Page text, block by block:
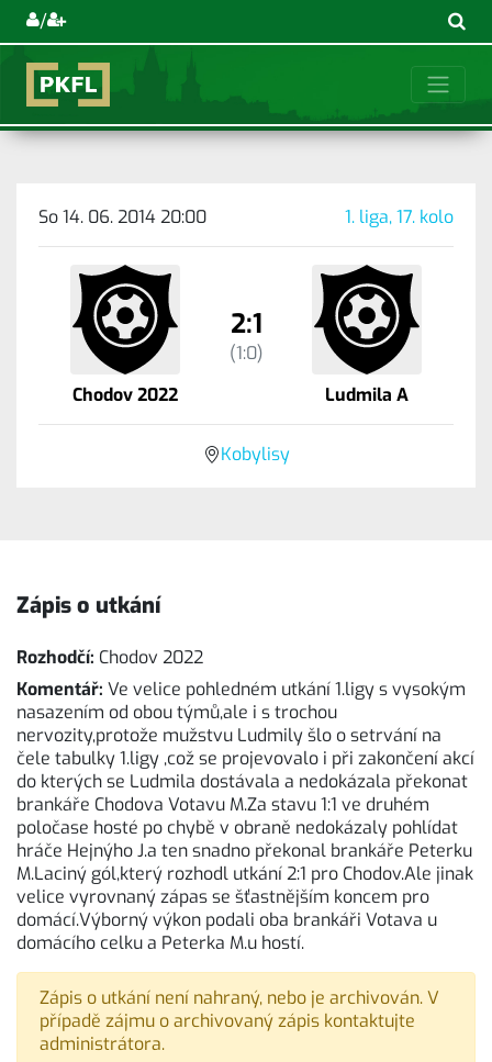
/
So 14. 06. 2014 20:00 1. liga, 17. kolo
Chodov 2022
2:1
(1:0)
Ludmila A
Kobylisy
Zápis o utkání
Rozhodčí: Chodov 2022
Komentář: Ve velice pohledném utkání 1.ligy s vysokým
nasazením od obou týmů,ale i s trochou
nervozity,protože mužstvu Ludmily šlo o setrvání na
čele tabulky 1.ligy ,což se projevovalo i při zakončení akcí
do kterých se Ludmila dostávala a nedokázala překonat
brankáře Chodova Votavu M.Za stavu 1:1 ve druhém
poločase hosté po chybě v obraně nedokázaly pohlídat
hráče Hejnýho J.a ten snadno překonal brankáře Peterku
M.Laciný gól,který rozhodl utkání 2:1 pro Chodov.Ale jinak
velice vyrovnaný zápas se šťastnějším koncem pro
domácí.Výborný výkon podali oba brankáři Votava u
domácího celku a Peterka M.u hostí.
Zápis o utkání není nahraný, nebo je archivován. V
případě zájmu o archivovaný zápis kontaktujte
administrátora.